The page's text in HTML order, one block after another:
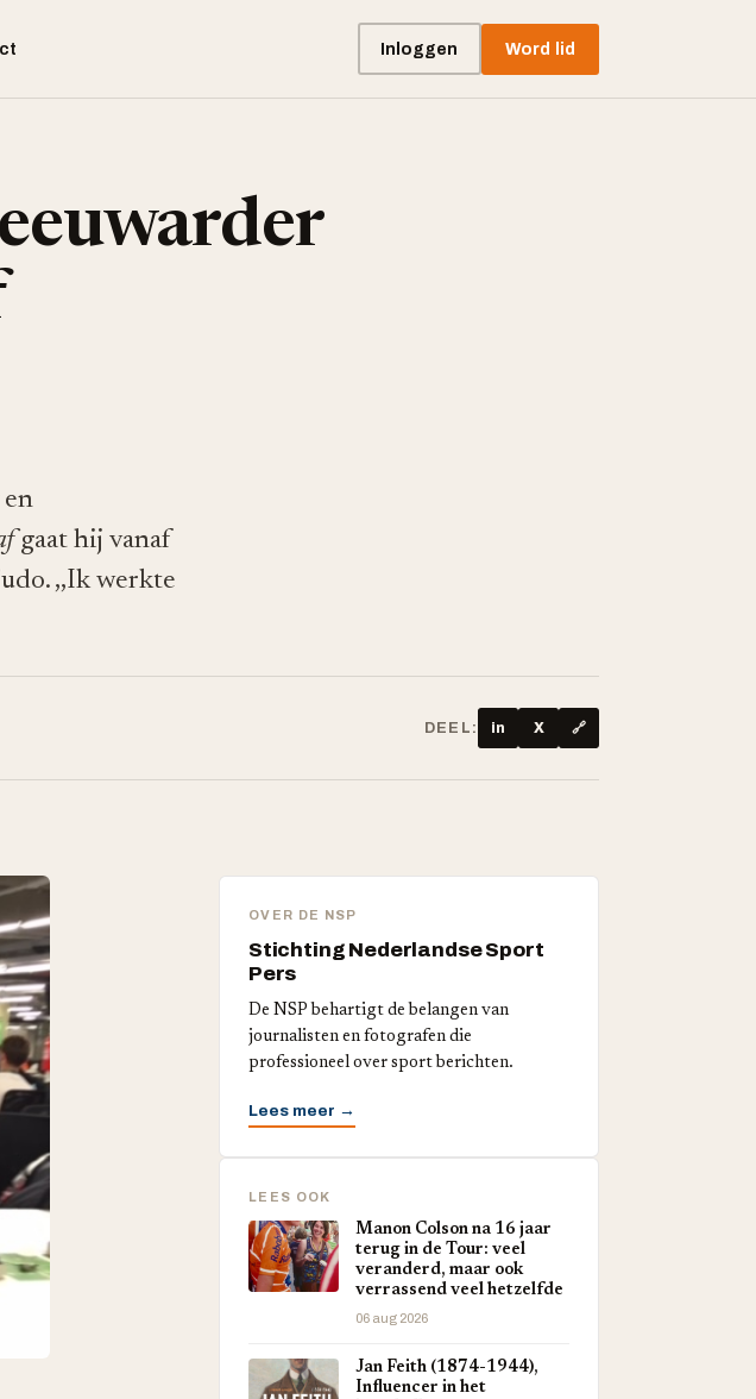
Inloggen Word lid
en
gaat hij vanaf
,,Ik werkte
DEEL: in X 🔗
OVER DE NSP
Stichting Nederlandse Sport
Pers
De NSP behartigt de belangen van
journalisten en fotografen die
professioneel over sport berichten.
Lees meer →
LEES OOK
Manon Colson na 16 jaar
terug in de Tour: veel
veranderd, maar ook
verrassend veel hetzelfde
06 aug 2026
Jan Feith (1874-1944),
Influencer in het